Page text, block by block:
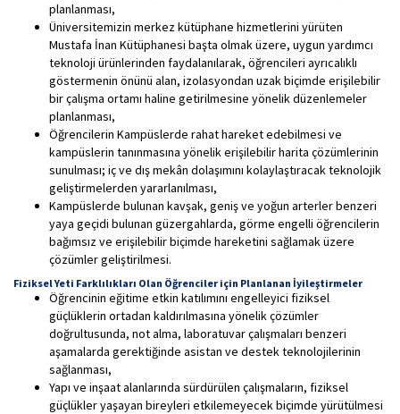
planlanması,
Üniversitemizin merkez kütüphane hizmetlerini yürüten
Mustafa İnan Kütüphanesi başta olmak üzere, uygun yardımcı
teknoloji ürünlerinden faydalanılarak, öğrencileri ayrıcalıklı
göstermenin önünü alan, izolasyondan uzak biçimde erişilebilir
bir çalışma ortamı haline getirilmesine yönelik düzenlemeler
planlanması,
Öğrencilerin Kampüslerde rahat hareket edebilmesi ve
kampüslerin tanınmasına yönelik erişilebilir harita çözümlerinin
sunulması; iç ve dış mekân dolaşımını kolaylaştıracak teknolojik
geliştirmelerden yararlanılması,
Kampüslerde bulunan kavşak, geniş ve yoğun arterler benzeri
yaya geçidi bulunan güzergahlarda, görme engelli öğrencilerin
bağımsız ve erişilebilir biçimde hareketini sağlamak üzere
çözümler geliştirilmesi.
Fiziksel Yeti Farklılıkları Olan Öğrenciler için Planlanan İyileştirmeler
Öğrencinin eğitime etkin katılımını engelleyici fiziksel
güçlüklerin ortadan kaldırılmasına yönelik çözümler
doğrultusunda, not alma, laboratuvar çalışmaları benzeri
aşamalarda gerektiğinde asistan ve destek teknolojilerinin
sağlanması,
Yapı ve inşaat alanlarında sürdürülen çalışmaların, fiziksel
güçlükler yaşayan bireyleri etkilemeyecek biçimde yürütülmesi